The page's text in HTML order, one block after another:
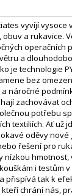
vyvíjí
a rukavice.
operačních
a
technologie
bez
náročné
zachovávat
potřebu
textiliích. Ať už
oděvy
řešení pro
i testům v
tak k
chrání nás,